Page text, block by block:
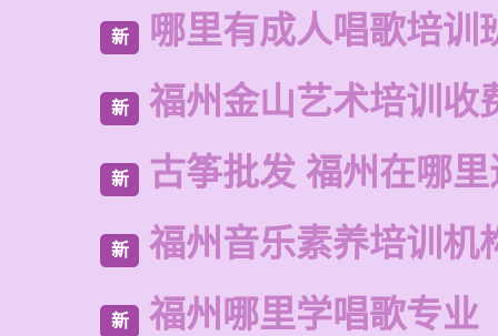
新 哪里有成人唱歌培训
新 福州金山艺术培训收
新 古筝批发 福州在哪
新 福州音乐素养培训机
新 福州哪里学唱歌专业